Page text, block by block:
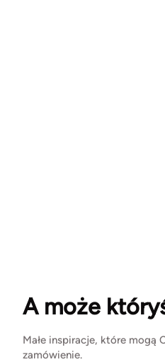
A może
Małe inspiracje, które mogą
zamówienie.